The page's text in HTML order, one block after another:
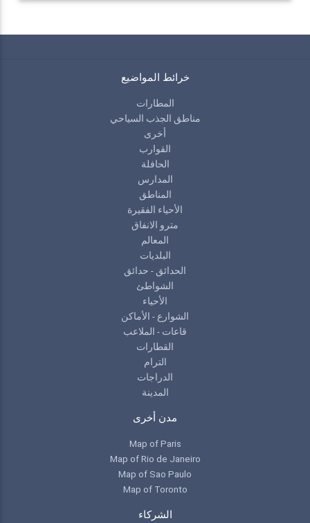
خرائط المواضيع
المطارات
مناطق الجذب السياحي
أخرى
القوارب
الحافلة
المدارس
المناطق
الأحياء الفقيرة
مترو الانفاق
المعالم
البلديات
الحدائق - حدائق
الشواطئ
الأحياء
الشوارع - الأماكن
قاعات - الملاعب
القطارات
الترام
الدراجات
المدينة
مدن أخرى
Map of Paris
Map of Rio de Janeiro
Map of Sao Paulo
Map of Toronto
الشركاء